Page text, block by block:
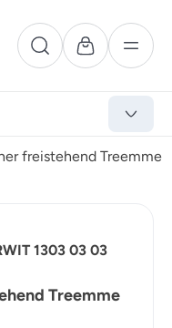
freistehend Treemme
1303 03 03
Treemme